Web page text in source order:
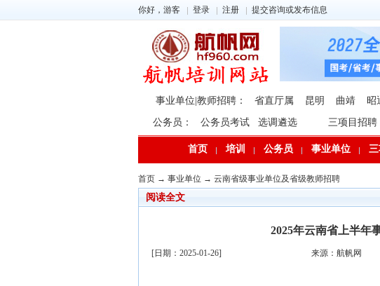
你好，游客 登录 注册 提交咨询或发布信息
事业单位|教师招聘： 省直厅属 昆明 曲靖 昭
公务员： 公务员考试 选调遴选 三项目招聘
首页 培训 公务员 事业单位 三
首页 → 事业单位 → 云南省级事业单位及省级教师招聘
阅读全文
2025年云南省上半年
[日期：2025-01-26] 来源：航帆网